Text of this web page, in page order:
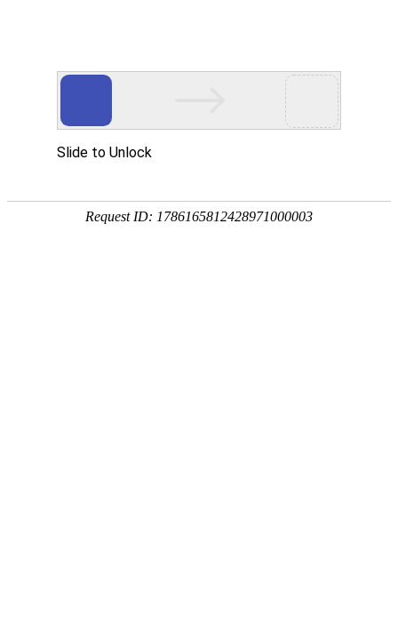
928 KD-2活动脚 连排课桌椅案例照片